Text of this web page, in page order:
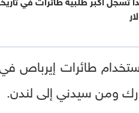
طائرات إيرباص
ومن سيدني إلى لندن.